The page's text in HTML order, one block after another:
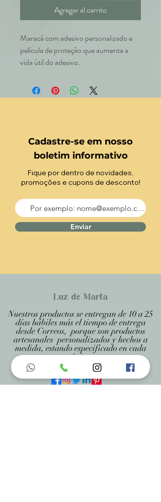
Agregar al carrito
Maracá com adesivo personalizado e
película de proteção que aumenta a
vida útil do adesivo.
Cadastre-se em nosso
boletim informativo
Fique por dentro de novidades,
promoções e cupons de desconto!
Enviar
Luz de Maria
Nuestros productos se entregan de 10 a 25
días hábiles más el tiempo de entrega
desde Correos, porque son productos
artesanales personalizados y hechos a
medida, estando especificado en cada
página .